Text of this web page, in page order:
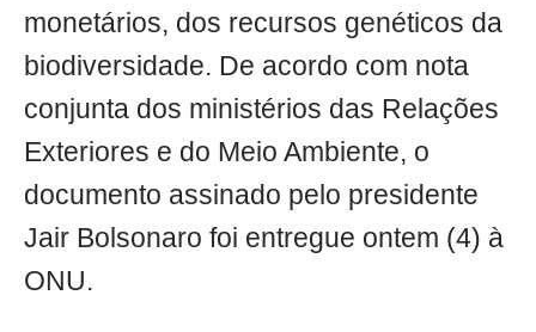
monetários, dos recursos genéticos da
biodiversidade. De acordo com nota
conjunta dos ministérios das Relações
Exteriores e do Meio Ambiente, o
documento assinado pelo presidente
Jair Bolsonaro foi entregue ontem (4) à
ONU.